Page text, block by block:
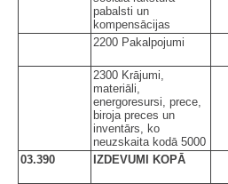
pabalsti un
kompensācijas
2200 Pakalpojumi
2300 Krājumi,
materiāli,
energoresursi, prece,
biroja preces un
inventārs, ko
neuzskaita kodā 5000
03.390
IZDEVUMI KOPĀ